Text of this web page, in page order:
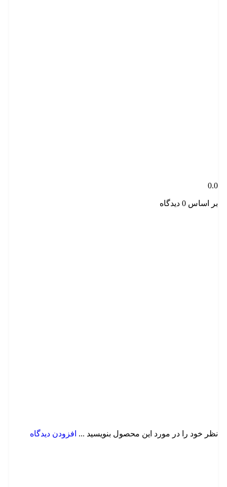
0.0
بر اساس 0 دیدگاه
نظر خود را در مورد این محصول بنویسید ... افزودن دیدگاه